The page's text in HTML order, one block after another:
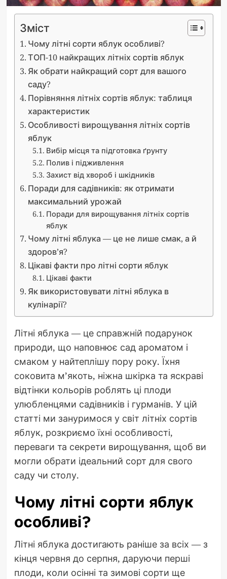
Зміст
Чому літні сорти яблук особливі?
ТОП-10 найкращих літніх сортів яблук
Як обрати найкращий сорт для вашого
саду?
Порівняння літніх сортів яблук: таблиця
характеристик
Особливості вирощування літніх сортів
яблук
Вибір місця та підготовка ґрунту
Полив і підживлення
Захист від хвороб і шкідників
Поради для садівників: як отримати
максимальний урожай
Поради для вирощування літніх сортів
яблук
Чому літні яблука — це не лише смак, а й
здоров’я?
Цікаві факти про літні сорти яблук
Цікаві факти
Як використовувати літні яблука в
кулінарії?
Літні яблука — це справжній подарунок
природи, що наповнює сад ароматом і
смаком у найтеплішу пору року. Їхня
соковита м’якоть, ніжна шкірка та яскраві
відтінки кольорів роблять ці плоди
улюбленцями садівників і гурманів. У цій
статті ми зануримося у світ літніх сортів
яблук, розкриємо їхні особливості,
переваги та секрети вирощування, щоб ви
могли обрати ідеальний сорт для свого
саду чи столу.
Чому літні сорти яблук
особливі?
Літні яблука достигають раніше за всіх — з
кінця червня до серпня, даруючи перші
плоди, коли осінні та зимові сорти ще